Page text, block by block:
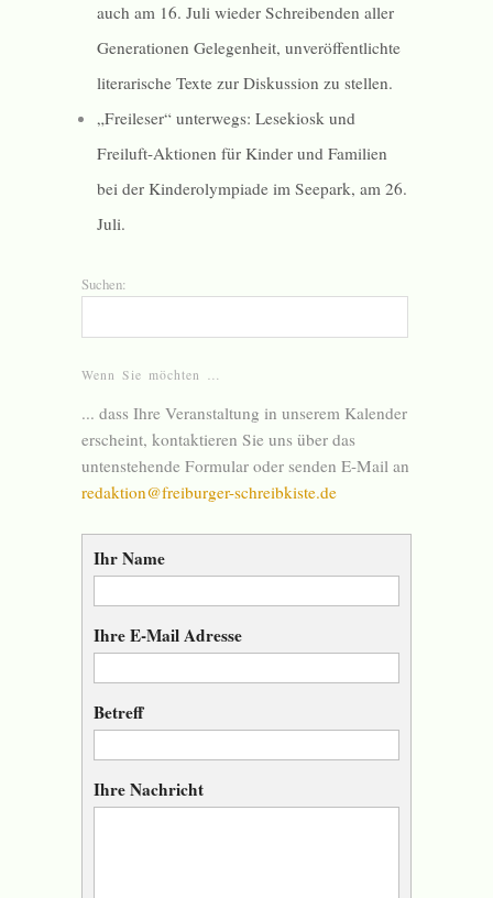
auch am 16. Juli wieder Schreibenden aller
Generationen Gelegenheit, unveröffentlichte
literarische Texte zur Diskussion zu stellen.
„Freileser“ unterwegs: Lesekiosk und
Freiluft-Aktionen für Kinder und Familien
bei der Kinderolympiade im Seepark, am 26.
Juli.
Suchen:
Wenn Sie möchten …
... dass Ihre Veranstaltung in unserem Kalender
erscheint, kontaktieren Sie uns über das
untenstehende Formular oder senden E-Mail an
redaktion@freiburger-schreibkiste.de
Ihr Name
Ihre E-Mail Adresse
Betreff
Ihre Nachricht